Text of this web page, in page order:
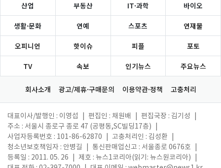
산업 부동산 IT·과학 바이오
생활·문화 연예 스포츠 연재물
오피니언 핫이슈 피플 포토
TV 속보 인기뉴스 주요뉴스
회사소개 광고/제휴·구매문의 이용약관·정책 고충처리
대표이사/발행인 : 이영섭 편집인 : 채원배 편집국장 : 김기성
주소 : 서울시 종로구 종로 47 (공평동,SC빌딩17층)
사업자등록번호 : 101-86-62870
고충처리인 : 김성환
청소년보호책임자 : 안병길
통신판매업신고 : 서울종로 0676호
등록일 : 2011. 05. 26
제호 : 뉴스1코리아(읽기: 뉴스원코리아)